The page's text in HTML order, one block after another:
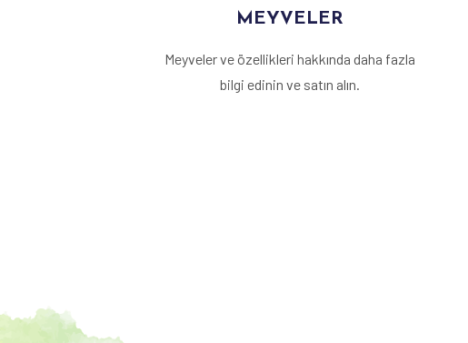
MEYVELER
Meyveler ve özellikleri hakkında daha fazla
bilgi edinin ve satın alın.